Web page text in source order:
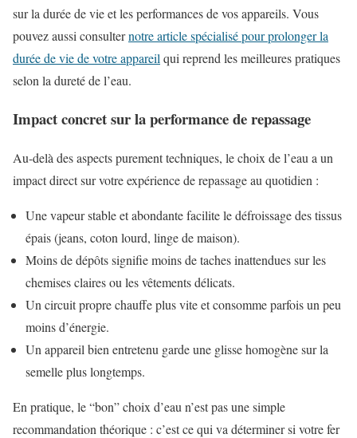
sur la durée de vie et les performances de vos appareils. Vous
pouvez aussi consulternotre article spécialisé pour prolonger la
durée de vie de votre appareil qui reprend les meilleures pratiques
selon la dureté de l’eau.
Impact concret sur la performance de repassage
Au-delà des aspects purement techniques, le choix de l’eau a un
impact direct sur votre expérience de repassage au quotidien :
Une vapeur stable et abondante facilite le défroissage des tissus
épais (jeans, coton lourd, linge de maison).
Moins de dépôts signifie moins de taches inattendues sur les
chemises claires ou les vêtements délicats.
Un circuit propre chauffe plus vite et consomme parfois un peu
moins d’énergie.
Un appareil bien entretenu garde une glisse homogène sur la
semelle plus longtemps.
En pratique, le “bon” choix d’eau n’est pas une simple
recommandation théorique : c’est ce qui va déterminer si votre fer